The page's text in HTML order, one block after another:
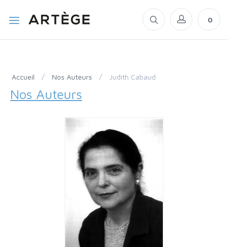
0
Accueil / Nos Auteurs / Judith Cabaud
Nos Auteurs